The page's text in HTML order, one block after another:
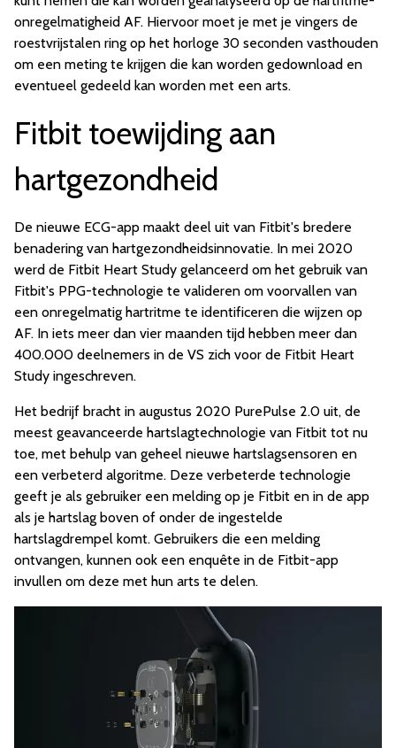
onregelmatigheid AF. Hiervoor moet je met je vingers de
roestvrijstalen ring op het horloge 30 seconden vasthouden
om een meting te krijgen die kan worden gedownload en
eventueel gedeeld kan worden met een arts.
Fitbit toewijding aan
hartgezondheid
De nieuwe ECG-app maakt deel uit van Fitbit's bredere
benadering van hartgezondheidsinnovatie. In mei 2020
werd de Fitbit Heart Study gelanceerd om het gebruik van
Fitbit's PPG-technologie te valideren om voorvallen van
een onregelmatig hartritme te identificeren die wijzen op
AF. In iets meer dan vier maanden tijd hebben meer dan
400.000 deelnemers in de VS zich voor de Fitbit Heart
Study ingeschreven.
Het bedrijf bracht in augustus 2020 PurePulse 2.0 uit, de
meest geavanceerde hartslagtechnologie van Fitbit tot nu
toe, met behulp van geheel nieuwe hartslagsensoren en
een verbeterd algoritme. Deze verbeterde technologie
geeft je als gebruiker een melding op je Fitbit en in de app
als je hartslag boven of onder de ingestelde
hartslagdrempel komt. Gebruikers die een melding
ontvangen, kunnen ook een enquête in de Fitbit-app
invullen om deze met hun arts te delen.